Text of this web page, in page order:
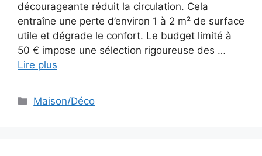
décourageante réduit la circulation. Cela
entraîne une perte d’environ 1 à 2 m² de surface
utile et dégrade le confort. Le budget limité à
50 € impose une sélection rigoureuse des …
Lire plus
Catégories
Maison/Déco